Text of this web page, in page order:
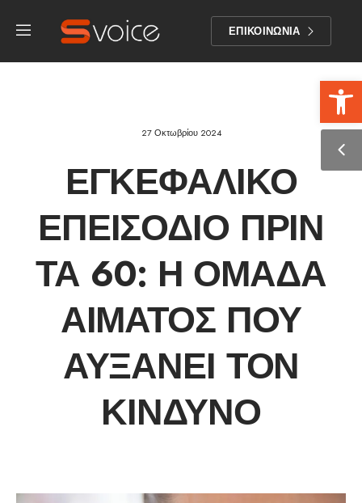
ΕΠΙΚΟΙΝΩΝΙΑ
27 Οκτωβρίου 2024
ΕΓΚΕΦΑΛΙΚΌ
ΕΠΕΙΣΌΔΙΟ ΠΡΙΝ
ΤΑ 60: Η ΟΜΆΔΑ
ΑΊΜΑΤΟΣ ΠΟΥ
ΑΥΞΆΝΕΙ ΤΟΝ
ΚΊΝΔΥΝΟ